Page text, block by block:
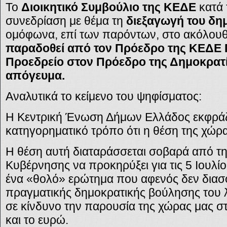
Το Διοικητικό Συμβούλιο της ΚΕΔΕ κατά
συνεδρίαση με θέμα τη διεξαγωγή του
ομόφωνα, επί των παρόντων, στο
παραδοθεί από τον Πρόεδρο της ΚΕΔΕ
Προεδρείο στον Πρόεδρο της
απόγευμα.
Αναλυτικά το κείμενο του ψηφίσματος:
Η Κεντρική Ένωση Δήμων Ελλάδος
κατηγορηματικό τρόπο ότι η θέση της
Η θέση αυτή διαταράσσεται σοβαρά από
Κυβέρνησης να προκηρύξει για τις 5
ένα «θολό» ερώτημα που αφενός δεν
πραγματικής δημοκρατικής βούλησης του
σε κίνδυνο την παρουσία της χώρας μας
και το ευρώ.